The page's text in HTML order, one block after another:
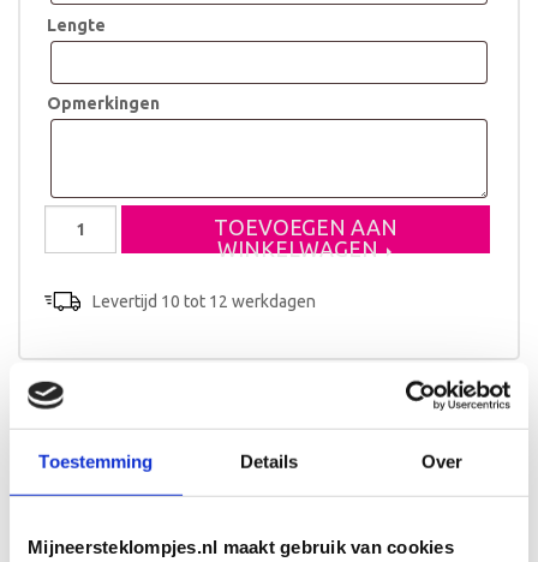
Toestemming Details Over
Mijneersteklompjes.nl maakt gebruik van cookies
Lengte
Opmerkingen
TOEVOEGEN AAN
WINKELWAGEN
Levertijd 10 tot 12 werkdagen
Beschrijving
Afmeting stoeltje:
Diepte: 29cm